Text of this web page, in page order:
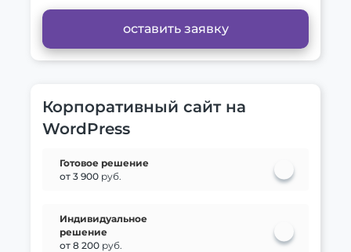
оставить заявку
Корпоративный сайт на
WordPress
Готовое решение
от 3 900 руб.
Индивидуальное
решение
от 8 200 руб.